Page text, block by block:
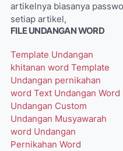
artikelnya biasanya
setiap artikel,
FILE UNDANGAN WORD
Template Undangan
khitanan word Template
Undangan pernikahan
word Text Undangan Word
Undangan Custom
Undangan Musyawarah
word Undangan
Pernikahan Word